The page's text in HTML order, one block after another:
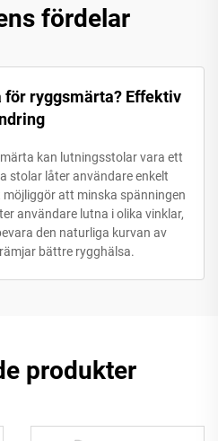
fördelar
ryggsmärta? Effektiv
kan lutningsstolar vara ett
stolar låter användare enkelt
att minska spänningen
användare lutna i olika vinklar,
den naturliga kurvan av
bättre rygghälsa.
produkter